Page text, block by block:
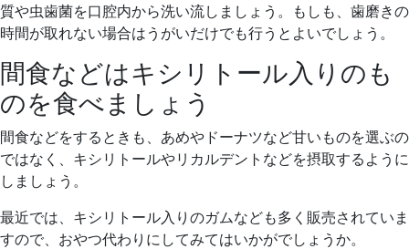
質や虫歯菌を口腔内から洗い流しましょう。もしも、歯磨きの
時間が取れない場合はうがいだけでも行うとよいでしょう。
間食などはキシリトール入りのも
のを食べましょう
間食などをするときも、あめやドーナツなど甘いものを選ぶの
ではなく、キシリトールやリカルデントなどを摂取するように
しましょう。
最近では、キシリトール入りのガムなども多く販売されていま
すので、おやつ代わりにしてみてはいかがでしょうか。